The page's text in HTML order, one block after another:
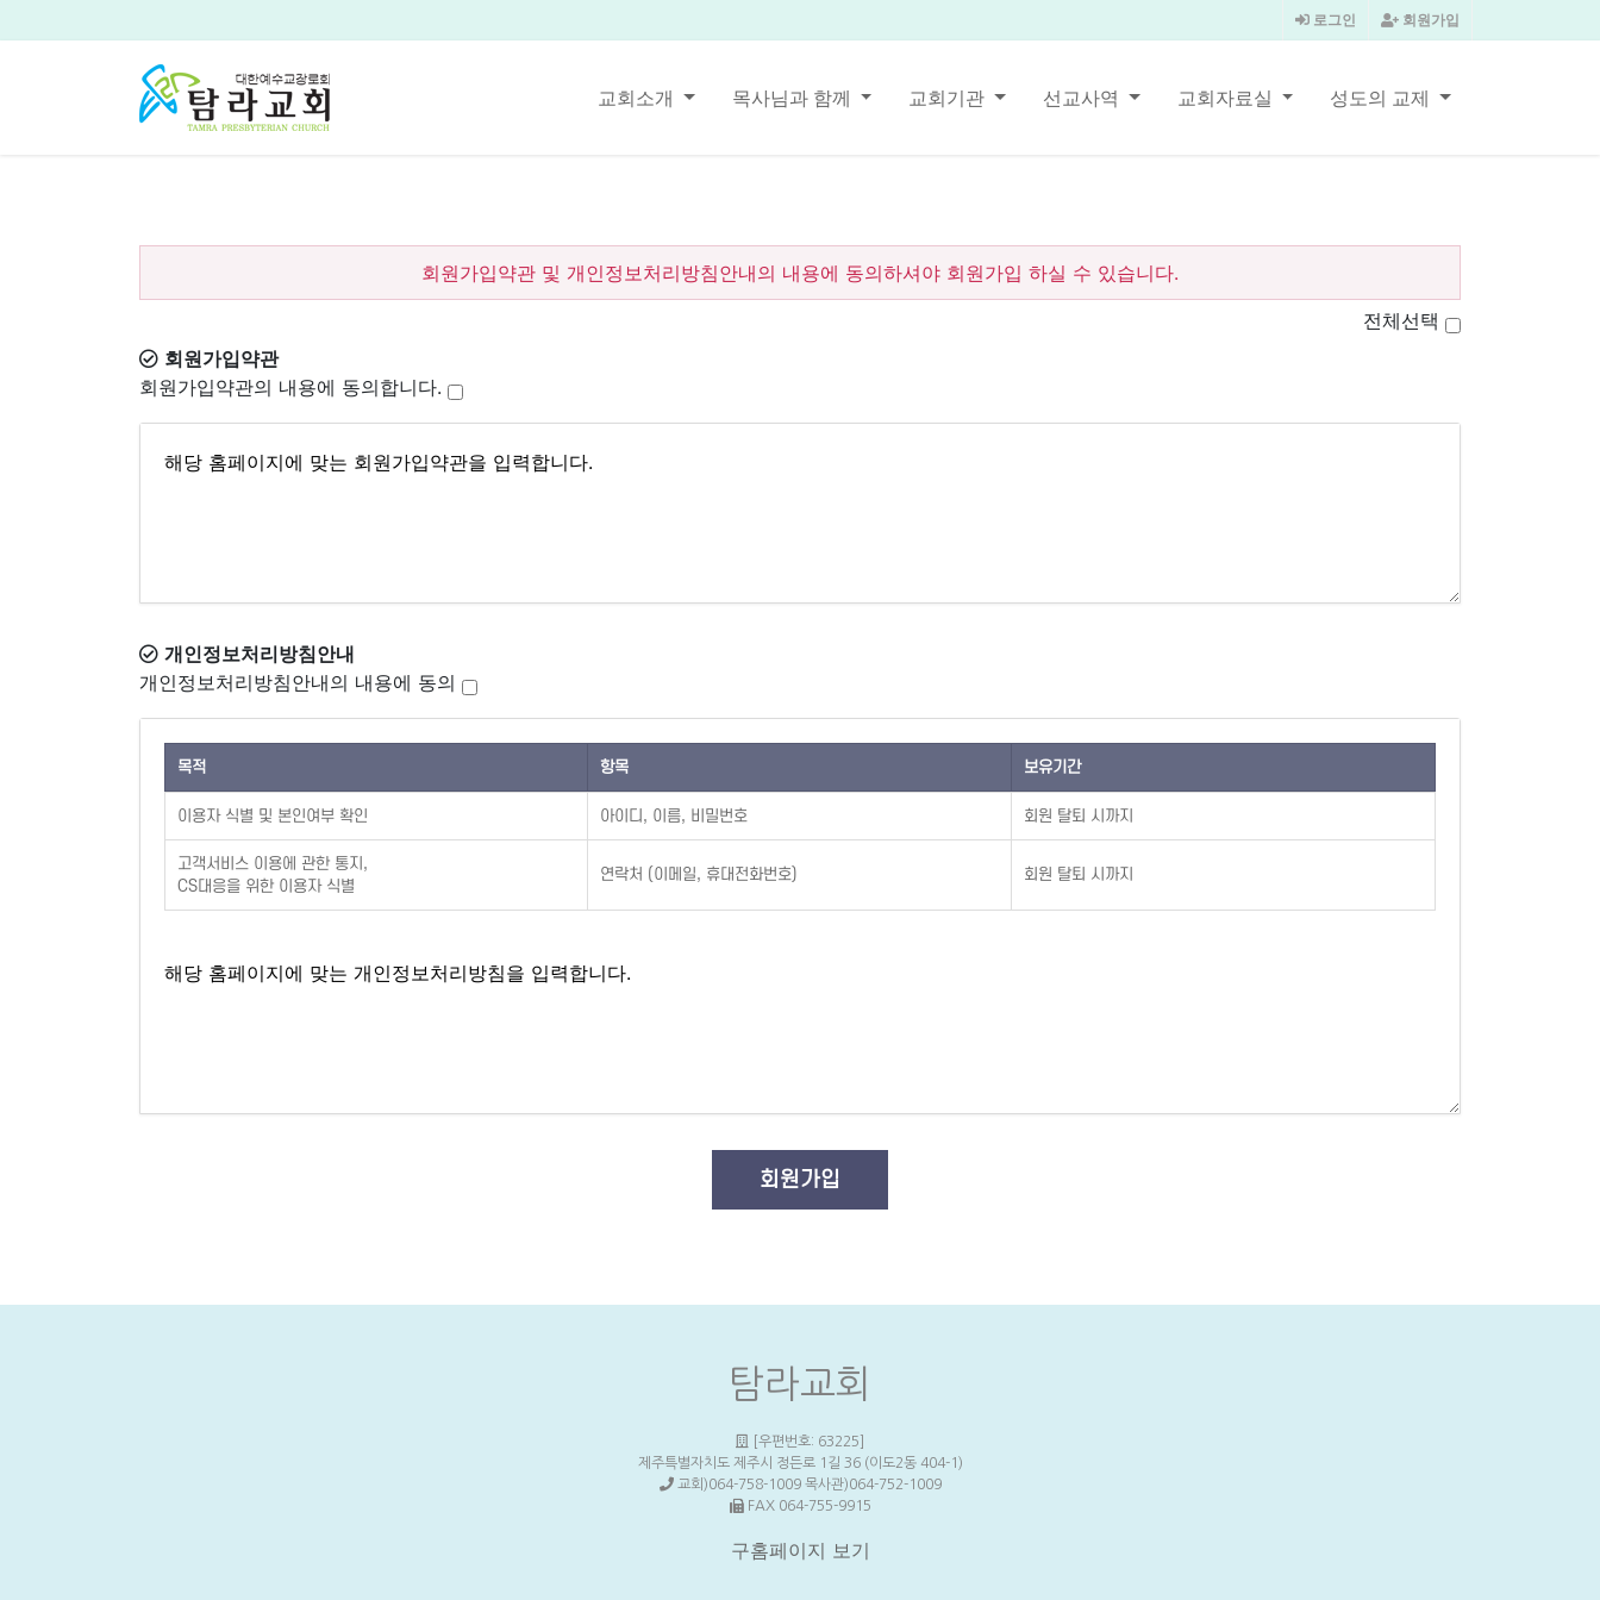
회원가입
로그인
교회소개 목사님과 함께 교회기관 선교사역 교회자료실 성도의 교제
회원가입약관 및 개인정보처리방침안내의 내용에 동의하셔야 회원가입 하실 수 있습니다.
전체선택
회원가입약관
회원가입약관의 내용에 동의합니다.
개인정보처리방침안내
개인정보처리방침안내의 내용에 동의
목적 항목 보유기간
이용자 식별 및 본인여부 확인 아이디, 이름, 비밀번호 회원 탈퇴 시까지
고객서비스 이용에 관한 통지,
CS대응을 위한 이용자 식별
연락처 (이메일, 휴대전화번호) 회원 탈퇴 시까지
탐라교회
[우편번호: 63225]
제주특별자치도 제주시 정든로 1길 36 (이도2동 404-1)
교회)064-758-1009 목사관)064-752-1009
FAX 064-755-9915
구홈페이지 보기